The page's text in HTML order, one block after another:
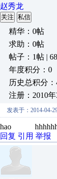
赵秀龙
关注 私信
精华：0帖
求助：0帖
帖子：1帖 |
年度积分：0
历史总积分：
注册：2010年
发表于：2014-04-
hao
回复 引用 举报